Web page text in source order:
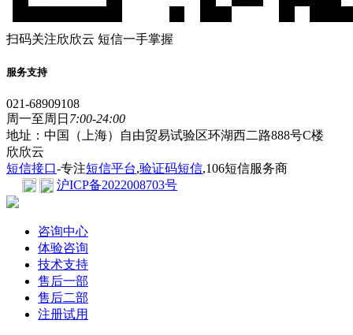
扫码关注欣欣云 短信一手掌握
服务支持
021-68909108
周一至周日 7:00-24:00
地址：中国（上海）自由贸易试验区环湖西二路888号C楼
欣欣云
短信接口-专注短信平台,验证码短信,106短信服务商
沪ICP备2022008703号
咨询中心
体验咨询
技术支持
售后一部
售后二部
注册试用